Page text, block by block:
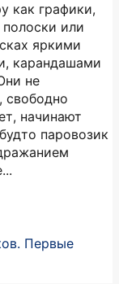
как графики,
или
яркими
карандашами
не
свободно
начинают
паровозик
Первые